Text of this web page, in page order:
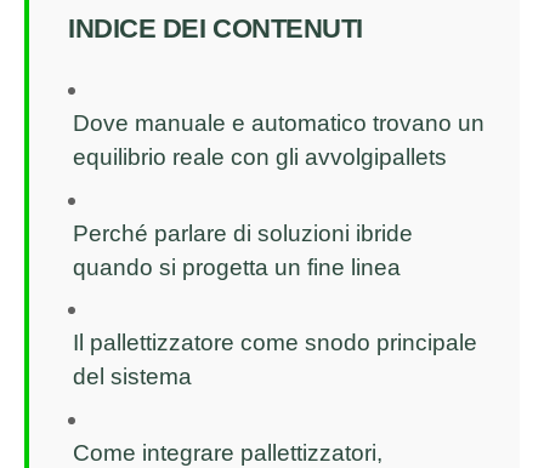
INDICE DEI CONTENUTI
Dove manuale e automatico trovano un
equilibrio reale con gli avvolgipallets
Perché parlare di soluzioni ibride
quando si progetta un fine linea
Il pallettizzatore come snodo principale
del sistema
Come integrare pallettizzatori,